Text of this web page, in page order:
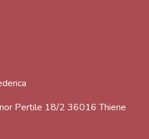
Pertile 18/2 36016 Thiene